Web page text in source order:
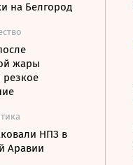
на Белгород
жары
резкое
НПЗ в
Аравии